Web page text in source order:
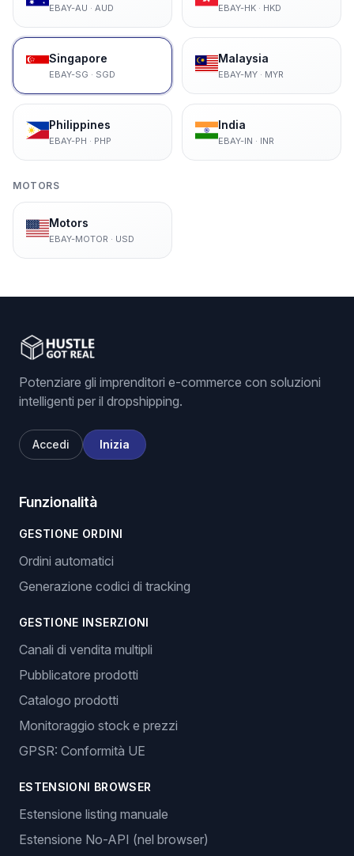
EBAY-AU · AUD EBAY-HK· HKD
Singapore
EBAY-SG · SGD
Malaysia
EBAY-MY· MYR
Philippines
EBAY-PH · PHP
India
EBAY-IN · INR
MOTORS
Motors
EBAY-MOTOR · USD
Potenziare gli imprenditori e-commerce con soluzioni
intelligenti per il dropshipping.
Accedi Inizia
Funzionalità
GESTIONE ORDINI
Ordini automatici
Generazione codici di tracking
GESTIONE INSERZIONI
Canali di vendita multipli
Pubblicatore prodotti
Catalogo prodotti
Monitoraggio stock e prezzi
GPSR: Conformità UE
ESTENSIONI BROWSER
Estensione listing manuale
Estensione No-API (nel browser)